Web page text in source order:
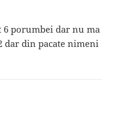
porumbei dar nu ma
dar din pacate nimeni